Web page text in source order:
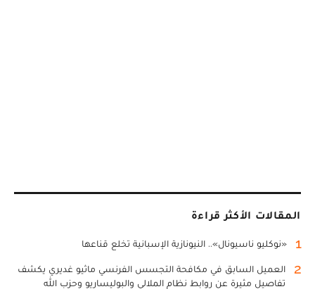
المقالات الأكثر قراءة
1 «نوكليو ناسيونال».. النيونازية الإسبانية تخلع قناعها
2
العميل السابق في مكافحة التجسس الفرنسي ماثيو غديري يكشف
تفاصيل مثيرة عن روابط نظام الملالي والبوليساريو وحزب الله